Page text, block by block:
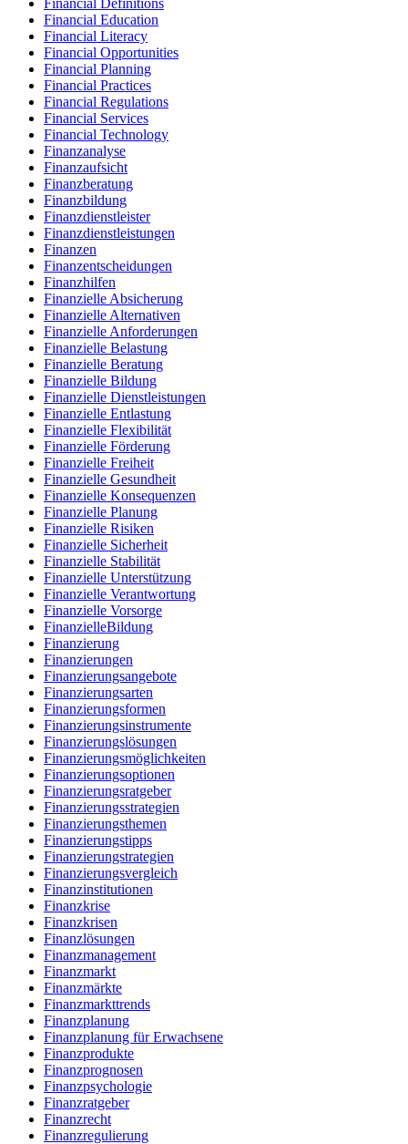
Financial Definitions
Financial Education
Financial Literacy
Financial Opportunities
Financial Planning
Financial Practices
Financial Regulations
Financial Services
Financial Technology
Finanzanalyse
Finanzaufsicht
Finanzberatung
Finanzbildung
Finanzdienstleister
Finanzdienstleistungen
Finanzen
Finanzentscheidungen
Finanzhilfen
Finanzielle Absicherung
Finanzielle Alternativen
Finanzielle Anforderungen
Finanzielle Belastung
Finanzielle Beratung
Finanzielle Bildung
Finanzielle Dienstleistungen
Finanzielle Entlastung
Finanzielle Flexibilität
Finanzielle Förderung
Finanzielle Freiheit
Finanzielle Gesundheit
Finanzielle Konsequenzen
Finanzielle Planung
Finanzielle Risiken
Finanzielle Sicherheit
Finanzielle Stabilität
Finanzielle Unterstützung
Finanzielle Verantwortung
Finanzielle Vorsorge
FinanzielleBildung
Finanzierung
Finanzierungen
Finanzierungsangebote
Finanzierungsarten
Finanzierungsformen
Finanzierungsinstrumente
Finanzierungslösungen
Finanzierungsmöglichkeiten
Finanzierungsoptionen
Finanzierungsratgeber
Finanzierungsstrategien
Finanzierungsthemen
Finanzierungstipps
Finanzierungstrategien
Finanzierungsvergleich
Finanzinstitutionen
Finanzkrise
Finanzkrisen
Finanzlösungen
Finanzmanagement
Finanzmarkt
Finanzmärkte
Finanzmarkttrends
Finanzplanung
Finanzplanung für Erwachsene
Finanzprodukte
Finanzprognosen
Finanzpsychologie
Finanzratgeber
Finanzrecht
Finanzregulierung